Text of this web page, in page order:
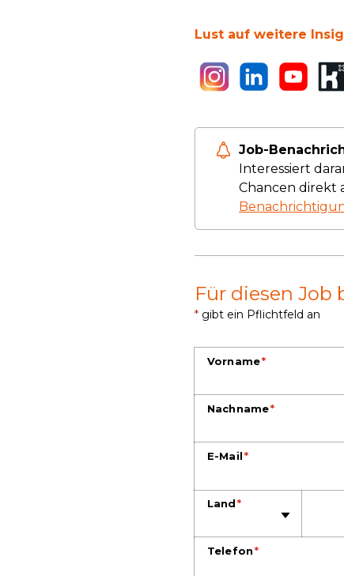
Lust auf weitere
Job-
Interessiert
Chancen direkt
Für diesen Job
* gibt ein Pflichtfeld an
Vorname*
Nachname*
E-Mail*
Telefon
Land*
Telefon*